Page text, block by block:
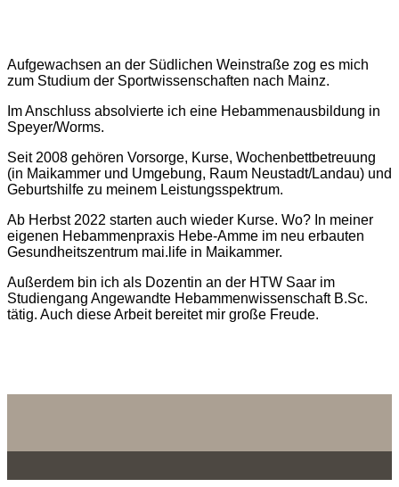
Aufgewachsen an der Südlichen Weinstraße zog es mich
zum Studium der Sportwissenschaften nach Mainz.
Im Anschluss absolvierte ich eine Hebammenausbildung in
Speyer/Worms.
Seit 2008 gehören Vorsorge, Kurse, Wochenbettbetreuung
(in Maikammer und Umgebung, Raum Neustadt/Landau) und
Geburtshilfe zu meinem Leistungsspektrum.
Ab Herbst 2022 starten auch wieder Kurse. Wo? In meiner
eigenen Hebammenpraxis Hebe-Amme im neu erbauten
Gesundheitszentrum mai.life in Maikammer.
Außerdem bin ich als Dozentin an der HTW Saar im
Studiengang Angewandte Hebammenwissenschaft B.Sc.
tätig. Auch diese Arbeit bereitet mir große Freude.